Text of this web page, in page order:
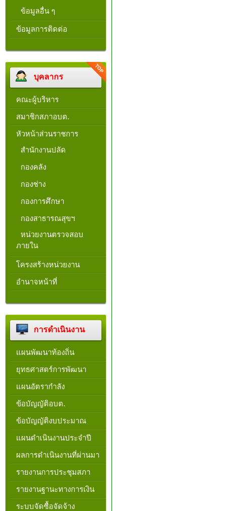
ข้อมูลอื่น ๆ
ข้อมูลการติดต่อ
บุคลากร
คณะผู้บริหาร
สมาชิกสภาอบต.
หัวหน้าส่วนราชการ
สำนักงานปลัด
กองคลัง
กองช่าง
กองการศึกษา
กองสาธารณสุขฯ
หน่วยงานตรวจสอบ
ภายใน
โครงสร้างหน่วยงาน​
อำนาจหน้าที่
การดำเนินงาน
แผนพัฒนาท้องถิ่น
ยุทธศาสตร์การพัฒนา
แผนอัตรากำลัง
ข้อบัญญัติอบต.
ข้อบัญญัติงบประมาณ
แผนดำเนินงานประจำปี
ผลการดำเนินงานที่ผ่านมา
รายงานการประชุมสภา
รายงานฐานะทางการเงิน
ระบบจัดซื้อจัดจ้าง